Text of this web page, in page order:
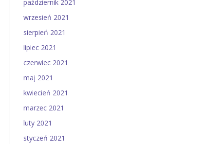
październik 2021
wrzesień 2021
sierpień 2021
lipiec 2021
czerwiec 2021
maj 2021
kwiecień 2021
marzec 2021
luty 2021
styczeń 2021